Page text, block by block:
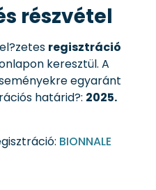
részvétel
regisztráció
keresztül. A
egyaránt
határid?: 2025.
BIONNALE